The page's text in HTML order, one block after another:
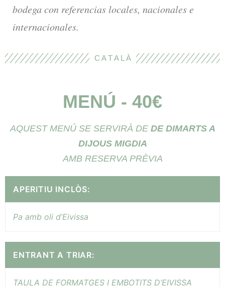
bodega con referencias locales, nacionales e
internacionales.
C A T A L À
MENÚ - 40€
AQUEST MENÚ SE SERVIRÀ DE DE DIMARTS A
DIJOUS MIGDIA
AMB RESERVA PRÈVIA
APERITIU INCLÒS:
Pa amb oli d’Eivissa
ENTRANT A TRIAR:
TAULA DE FORMATGES I EMBOTITS D’EIVISSA